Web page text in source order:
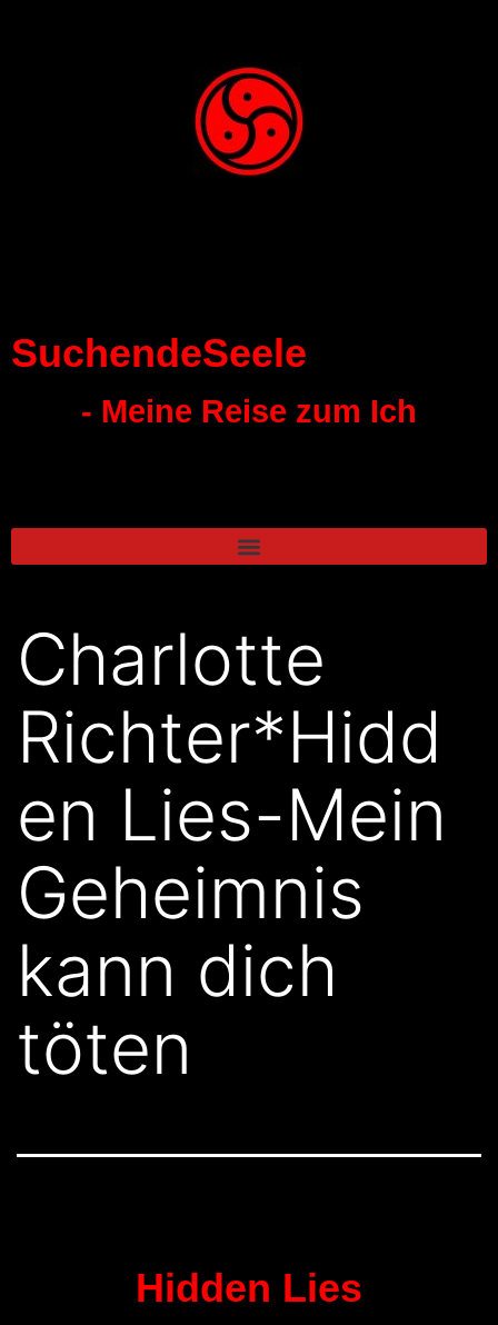
SuchendeSeele
- Meine Reise zum Ich
Charlotte
Richter*Hidd
en Lies-Mein
Geheimnis
kann dich
töten
Hidden Lies